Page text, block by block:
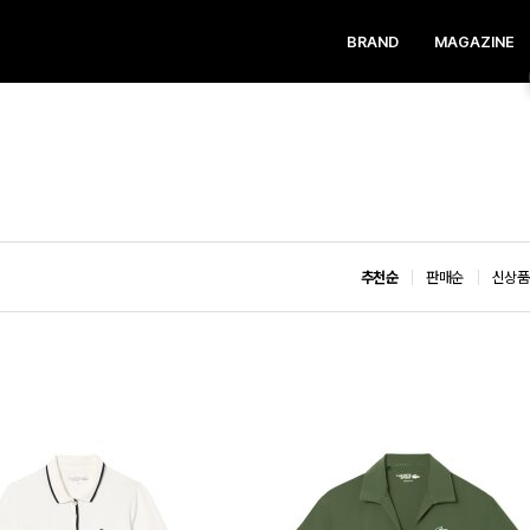
BRAND MAGAZINE
추천순 판매순 신상